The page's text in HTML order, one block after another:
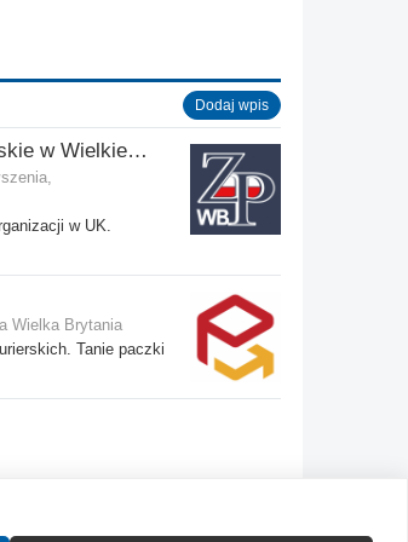
Dodaj wpis
Zjednoczenie Polskie w Wielkiej Brytanii
w UK.
Wielka Brytania
Tanie paczki